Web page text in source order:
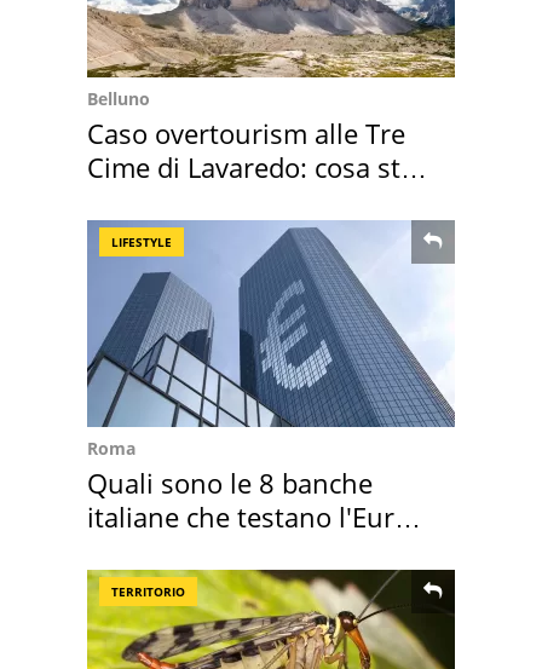
Belluno
Caso overtourism alle Tre
Cime di Lavaredo: cosa sta
LIFESTYLE
Roma
Quali sono le 8 banche
italiane che testano l'Euro
TERRITORIO